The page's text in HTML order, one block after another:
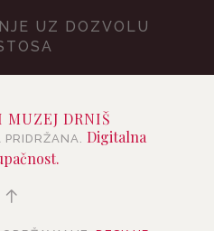
UZ DOZVOLU
MUZEJ DRNIŠ
Digitalna